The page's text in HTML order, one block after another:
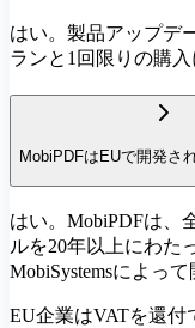
はい。製品アップデ
ランと1回限りの購入
MobiPDFはEUで開発さ
はい。MobiPDFは、
ルを20年以上にわた
MobiSystemsによっ
EU企業はVATを還付